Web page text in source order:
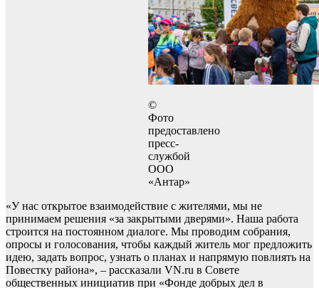
©
Фото
предоставлено
пресс-
службой
ООО
«Антар»
«У нас открытое взаимодействие с жителями, мы не
принимаем решения «за закрытыми дверями». Наша работа
строится на постоянном диалоге. Мы проводим собрания,
опросы и голосования, чтобы каждый житель мог предложить
идею, задать вопрос, узнать о планах и напрямую повлиять на
Повестку района», – рассказали VN.ru в Совете
общественных инициатив при «Фонде добрых дел в